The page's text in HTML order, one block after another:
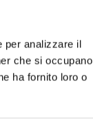
per analizzare il
che si occupano
ha fornito loro o